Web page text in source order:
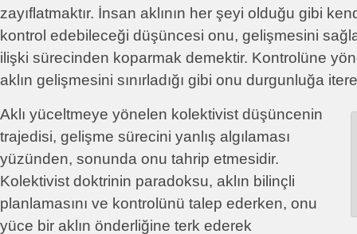
zayıflatmaktır. İnsan aklının her şeyi olduğu gibi
kontrol edebileceği düşüncesi onu, gelişmesini
ilişki sürecinden koparmak demektir. Kontrolüne
aklın gelişmesini sınırladığı gibi onu durgunluğa
Aklı yüceltmeye yönelen kolektivist düşüncenin
trajedisi, gelişme sürecini yanlış algılaması
yüzünden, sonunda onu tahrip etmesidir.
Kolektivist doktrinin paradoksu, aklın bilinçli
planlamasını ve kontrolünü talep ederken, onu
yüce bir aklın önderliğine terk ederek